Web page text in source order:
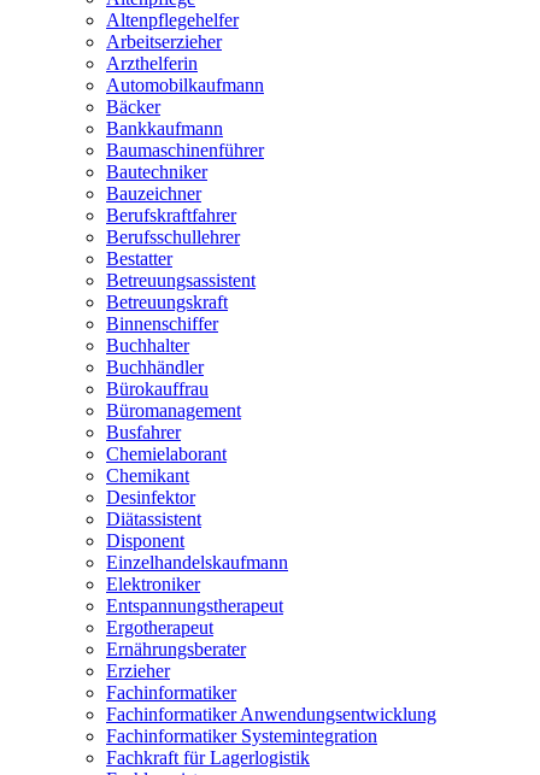
Altenpflegehelfer
Arbeitserzieher
Arzthelferin
Automobilkaufmann
Bäcker
Bankkaufmann
Baumaschinenführer
Bautechniker
Bauzeichner
Berufskraftfahrer
Berufsschullehrer
Bestatter
Betreuungsassistent
Betreuungskraft
Binnenschiffer
Buchhalter
Buchhändler
Bürokauffrau
Büromanagement
Busfahrer
Chemielaborant
Chemikant
Desinfektor
Diätassistent
Disponent
Einzelhandelskaufmann
Elektroniker
Entspannungstherapeut
Ergotherapeut
Ernährungsberater
Erzieher
Fachinformatiker
Fachinformatiker Anwendungsentwicklung
Fachinformatiker Systemintegration
Fachkraft für Lagerlogistik